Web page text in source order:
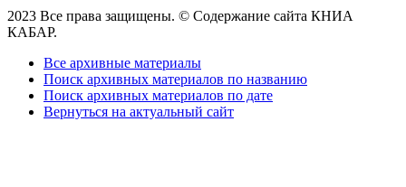
2023 Все права защищены. © Содержание сайта КНИА
КАБАР.
Все архивные материалы
Поиск архивных материалов по названию
Поиск архивных материалов по дате
Вернуться на актуальный сайт